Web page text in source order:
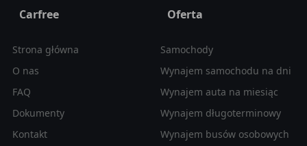
Carfree
Strona główna
O nas
FAQ
Dokumenty
Kontakt
Oferta
Samochody
Wynajem samochodu na dni
Wynajem auta na miesiąc
Wynajem długoterminowy
Wynajem busów osobowych